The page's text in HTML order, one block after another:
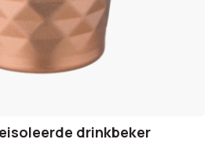
drinkbeker